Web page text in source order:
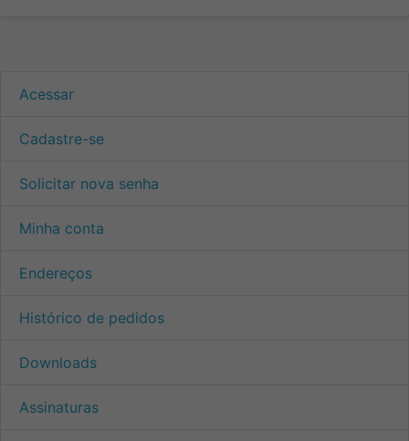
Acessar
Cadastre-se
Solicitar nova senha
Minha conta
Endereços
Histórico de pedidos
Downloads
Assinaturas